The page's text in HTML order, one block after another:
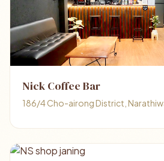
Nick Coffee Bar
186/4 Cho-airong District,